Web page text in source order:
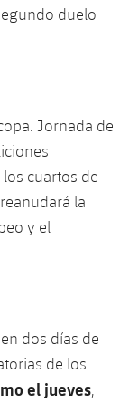
duelo
Jornada de
cuartos de
la
y el
dos días de
de los
el jueves,